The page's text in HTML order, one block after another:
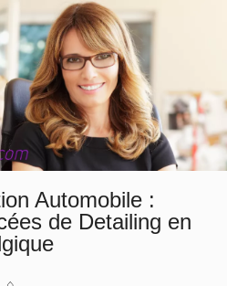
Automobile :
de Detailing en